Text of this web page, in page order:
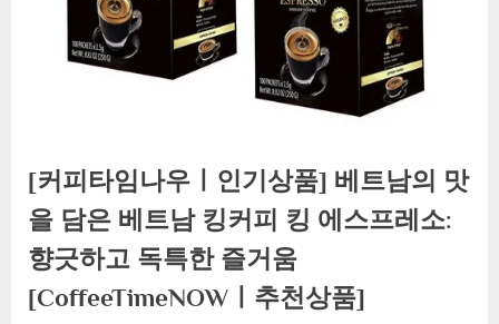
[커피타임나우ㅣ인기상품] 베트남의 맛
을 담은 베트남 킹커피 킹 에스프레소:
향긋하고 독특한 즐거움
[CoffeeTimeNOWㅣ추천상품]